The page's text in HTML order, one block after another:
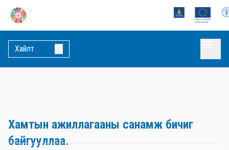
Хамтын ажиллагааны санамж бичиг
байгууллаа.